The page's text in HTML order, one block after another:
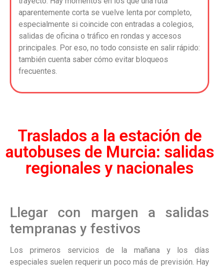
aparentemente corta se vuelve lenta por completo,
especialmente si coincide con entradas a colegios,
salidas de oficina o tráfico en rondas y accesos
principales. Por eso, no todo consiste en salir rápido:
también cuenta saber cómo evitar bloqueos
frecuentes.
Traslados a la estación de
autobuses de Murcia: salidas
regionales y nacionales
Llegar con margen a salidas
tempranas y festivos
Los primeros servicios de la mañana y los días
especiales suelen requerir un poco más de previsión. Hay